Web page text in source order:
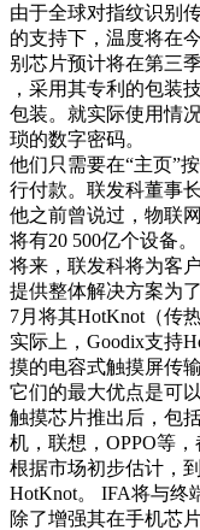
由于全球对指纹识别
的支持下，温度将在
别芯片预计将在第三
，采用其专利的包装
包装。就实际使用情
琐的数字密码。
他们只需要在“主页”
行付款。联发科董事
他之前曾说过，物联
将有20 500亿个设备。
将来，联发科将为客
提供整体解决方案为
7月将其HotKnot（传
实际上，Goodix支持
摸的电容式触摸屏传输
它们的最大优点是可
触摸芯片推出后，包
机，联想，OPPO等，
根据市场初步估计，
HotKnot。 IFA将与终
除了增强其在手机芯